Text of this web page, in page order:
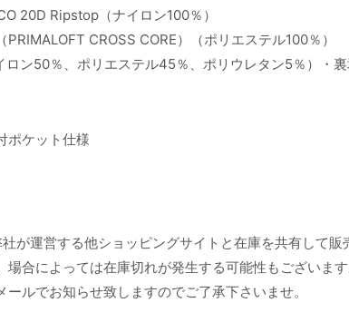
20D Ripstop（ナイロン100％）
PRIMALOFT CROSS CORE）（ポリエステル100％）
ロン50％、ポリエステル45％、ポリウレタン5％）・
ポケット仕様
が運営する他ショッピングサイトと在庫を共有して販
合によっては在庫切れが発生する可能性もございます
ルでお知らせ致しますのでご了承下さいませ。